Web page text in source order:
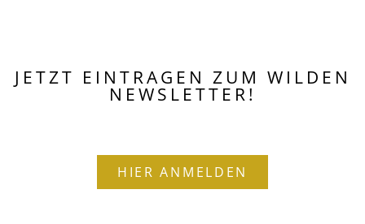
JETZT EINTRAGEN ZUM WILDEN
NEWSLETTER!
HIER ANMELDEN